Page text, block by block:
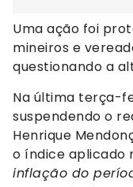
Uma ação foi
mineiros e
questionando a
Na última terça-
suspendendo o
Henrique
o índice aplicado
inflação do